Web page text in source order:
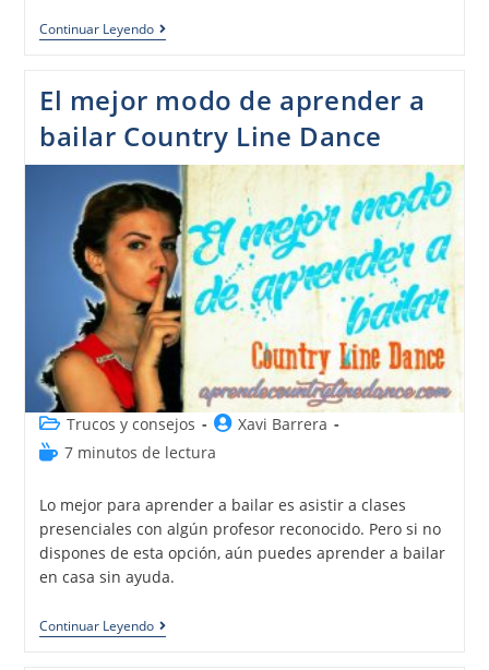
Continuar Leyendo
El mejor modo de aprender a
bailar Country Line Dance
Trucos y consejos
Xavi Barrera
7 minutos de lectura
Lo mejor para aprender a bailar es asistir a clases
presenciales con algún profesor reconocido. Pero si no
dispones de esta opción, aún puedes aprender a bailar
en casa sin ayuda.
Continuar Leyendo